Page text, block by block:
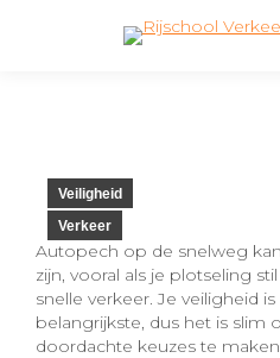
Veiligheid
Verkeer
Autopech op de snelweg
zijn, vooral als je plotseling
snelle verkeer. Je veiligheid
belangrijkste, dus het is slim
doordachte keuzes te